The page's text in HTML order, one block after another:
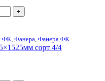
+
ФК Фанера Фанера ФК
сорт 4/4